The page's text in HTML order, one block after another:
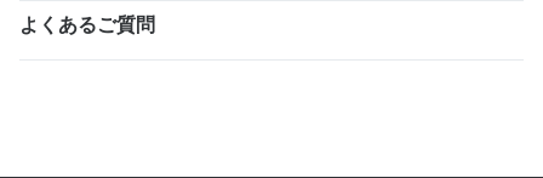
よくあるご質問